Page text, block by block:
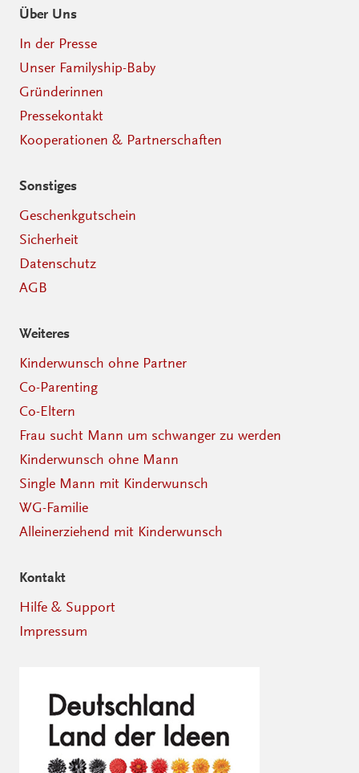
Über Uns
In der Presse
Unser Familyship-Baby
Gründerinnen
Pressekontakt
Kooperationen & Partnerschaften
Sonstiges
Geschenkgutschein
Sicherheit
Datenschutz
AGB
Weiteres
Kinderwunsch ohne Partner
Co-Parenting
Co-Eltern
Frau sucht Mann um schwanger zu werden
Kinderwunsch ohne Mann
Single Mann mit Kinderwunsch
WG-Familie
Alleinerziehend mit Kinderwunsch
Kontakt
Hilfe & Support
Impressum